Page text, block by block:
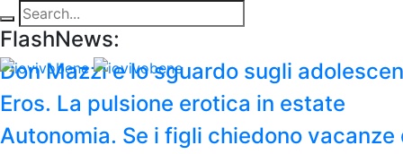
FlashNews:
Don Mazzi e lo sguardo sugli
Eros. La pulsione erotica in estate
Autonomia. Se i figli chiedono vacanze